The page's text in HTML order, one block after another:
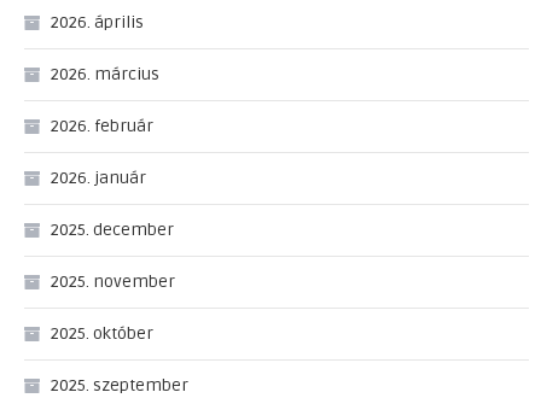
2026. április
2026. március
2026. február
2026. január
2025. december
2025. november
2025. október
2025. szeptember